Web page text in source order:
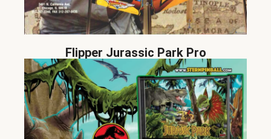
Flipper Jurassic Park Pro